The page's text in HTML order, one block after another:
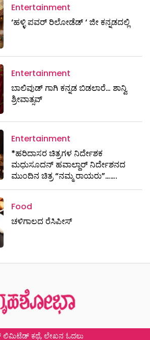
Entertainment
‘ಹಳ್ಳಿ ಪವರ್ ರಿಲೋಡೆಡ್ ‘ ಜೀ ಕನ್ನಡದಲ್ಲಿ
Entertainment
ಬಾಲಿವುಡ್ ಗಾಗಿ ಕನ್ನಡ ಬಿಡಲಾರೆ… ಶಾನ್ವಿ
ಶ್ರೀವಾತ್ಸವ್
Entertainment
*ಹರಿದಾಸರ ಚಿತ್ರಗಳ ನಿರ್ದೇಶಕ
ಮಧುಸೂದನ್ ಹವಾಲ್ದಾರ್ ನಿರ್ದೇಶನದ
ಮುಂದಿನ ಚಿತ್ರ “ನಮ್ಮ ರಾಯರು”…….
Food
ಚಳಿಗಾಲದ ರೆಸಿಪೀಸ್
ಕಥೆ, ಲೇಖನ ಓದಲು